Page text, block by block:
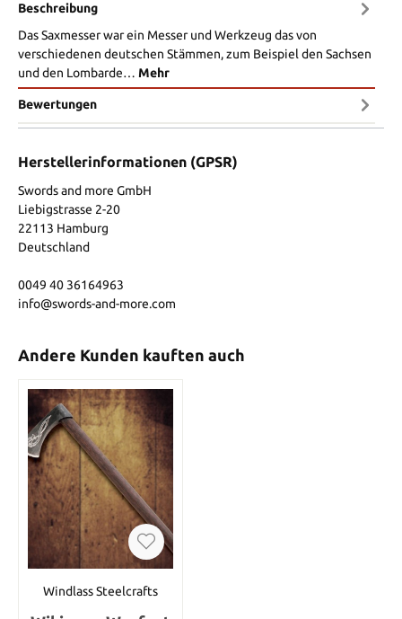
Beschreibung
Das Saxmesser war ein Messer und Werkzeug das von
verschiedenen deutschen Stämmen, zum Beispiel den Sachsen
und den Lombarde… Mehr
Bewertungen
Herstellerinformationen (GPSR)
Swords and more GmbH
Liebigstrasse 2-20
22113 Hamburg
Deutschland
0049 40 36164963
info@swords-and-more.com
Andere Kunden kauften auch
Windlass Steelcrafts